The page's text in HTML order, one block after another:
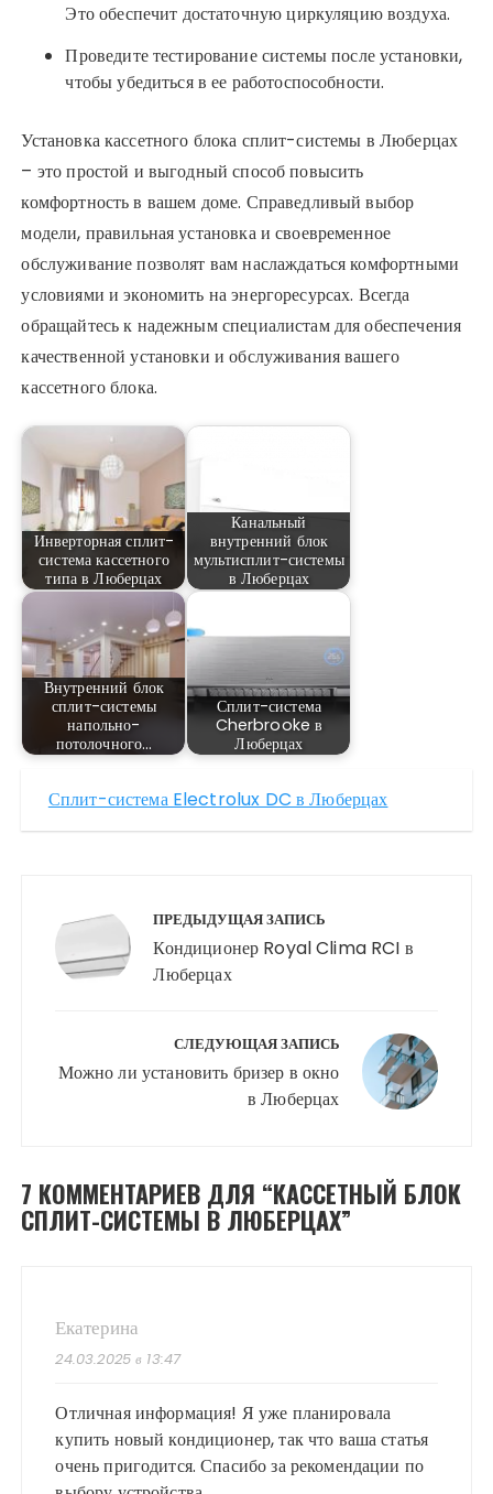
Это обеспечит достаточную циркуляцию воздуха.
Проведите тестирование системы после установки,
чтобы убедиться в ее работоспособности.
Установка кассетного блока сплит-системы в Люберцах
– это простой и выгодный способ повысить
комфортность в вашем доме. Справедливый выбор
модели, правильная установка и своевременное
обслуживание позволят вам наслаждаться комфортными
условиями и экономить на энергоресурсах. Всегда
обращайтесь к надежным специалистам для обеспечения
качественной установки и обслуживания вашего
кассетного блока.
Инверторная сплит-
система кассетного
типа в Люберцах
Канальный
внутренний блок
мультисплит-системы
в Люберцах
Внутренний блок
сплит-системы
напольно-
потолочного…
Сплит-система
Cherbrooke в
Люберцах
Сплит-система Electrolux DC в Люберцах
записям
ПРЕДЫДУЩАЯ ЗАПИСЬ
Кондиционер Royal Clima RCI в
Люберцах
СЛЕДУЮЩАЯ ЗАПИСЬ
Можно ли установить бризер в окно
в Люберцах
7 КОММЕНТАРИЕВ ДЛЯ “КАССЕТНЫЙ БЛОК
СПЛИТ-СИСТЕМЫ В ЛЮБЕРЦАХ”
Екатерина
24.03.2025 в 13:47
Отличная информация! Я уже планировала
купить новый кондиционер, так что ваша статья
очень пригодится. Спасибо за рекомендации по